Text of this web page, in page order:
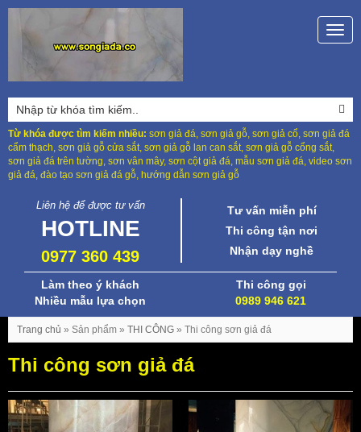
Từ khóa được tìm kiếm nhiều: sơn giả đá, sơn giả gỗ, sơn giả cổ, sơn giả đá
cẩm thạch, sơn giả gỗ cửa sắt, sơn giả gỗ lan can sắt, sơn giả gỗ cổng sắt,
sơn giả đá trên tường, sơn vân mây, sơn cột giả đá, mẫu sơn giả đá, video sơn
giả đá, đào tạo sơn giả đá gỗ, hướng dẫn sơn giả gỗ
Liên hệ để được tư vấn
HOTLINE
0977 360 439
Tư vấn miễn phí
Thi công tận nơi
Nhận dạy nghề
Làm theo ý khách
Nhiều mẫu lựa chọn
Thi công gọi
0989 946 621
Trang chủ » Sản phẩm » THI CÔNG » Thi công sơn giả đá
Thi công sơn giả đá